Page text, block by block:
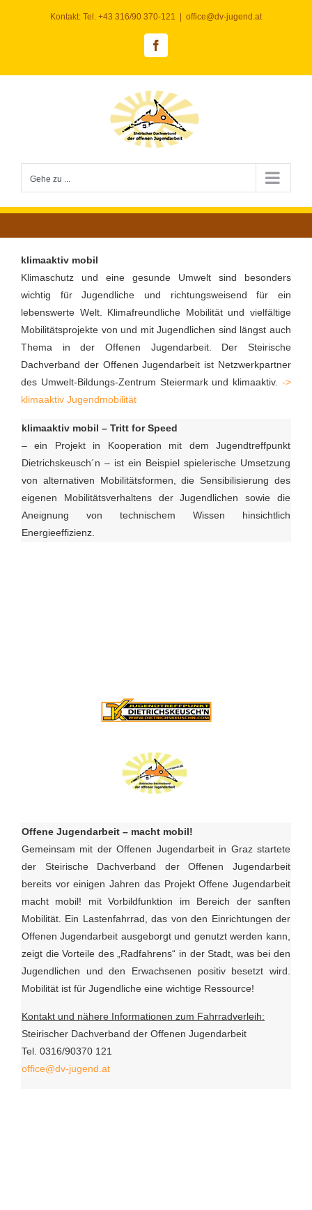
Kontakt: Tel. +43 316/90 370-121 office@dv-jugend.at
Facebook
Gehe zu ...
klimaaktiv mobil
Klimaschutz und eine gesunde Umwelt sind besonders
wichtig für Jugendliche und richtungsweisend für ein
lebenswerte Welt. Klimafreundliche Mobilität und vielfältige
Mobilitätsprojekte von und mit Jugendlichen sind längst auch
Thema in der Offenen Jugendarbeit. Der Steirische
Dachverband der Offenen Jugendarbeit ist Netzwerkpartner
des Umwelt-Bildungs-Zentrum Steiermark und klimaaktiv.->
klimaaktiv Jugendmobilität
klimaaktiv mobil – Tritt for Speed
– ein Projekt in Kooperation mit dem Jugendtreffpunkt
Dietrichskeusch´n – ist ein Beispiel spielerische Umsetzung
von alternativen Mobilitätsformen, die Sensibilisierung des
eigenen Mobilitätsverhaltens der Jugendlichen sowie die
Aneignung von technischem Wissen hinsichtlich
Energieeffizienz.
Offene Jugendarbeit – macht mobil!
Gemeinsam mit der Offenen Jugendarbeit in Graz startete
der Steirische Dachverband der Offenen Jugendarbeit
bereits vor einigen Jahren das Projekt Offene Jugendarbeit
macht mobil! mit Vorbildfunktion im Bereich der sanften
Mobilität. Ein Lastenfahrrad, das von den Einrichtungen der
Offenen Jugendarbeit ausgeborgt und genutzt werden kann,
zeigt die Vorteile des „Radfahrens“ in der Stadt, was bei den
Jugendlichen und den Erwachsenen positiv besetzt wird.
Mobilität ist für Jugendliche eine wichtige Ressource!
Kontakt und nähere Informationen zum Fahrradverleih:
Steirischer Dachverband der Offenen Jugendarbeit
Tel. 0316/90370 121
office@dv-jugend.at